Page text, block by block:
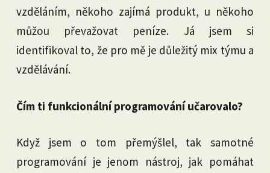
vzděláním, někoho zajímá produkt, u někoho
můžou převažovat peníze. Já jsem si
identifikoval to, že pro mě je důležitý mix týmu a
vzdělávání.
Čím ti funkcionální programování učarovalo?
Když jsem o tom přemýšlel, tak samotné
programování je jenom nástroj, jak pomáhat